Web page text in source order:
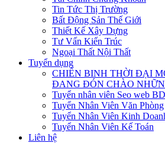
Tin Tức Thị Trường
Bất Động Sản Thế Giới
Thiết Kế Xây Dựng
Tư Vấn Kiến Trúc
Ngoại Thất Nội Thất
Tuyển dụng
CHIẾN BINH THỜI ĐẠI
ĐANG ĐÓN CHÀO
Tuyển nhân viên Seo web
Tuyển Nhân Viên Văn Phòng
Tuyển Nhân Viên Kinh
Tuyển Nhân Viên Kế Toán
Liên hệ